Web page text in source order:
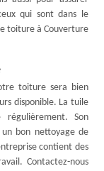
qui sont dans le
toiture à Couverture
toiture sera bien
disponible. La tuile
Son
bon nettoyage de
contient des
Contactez-nous